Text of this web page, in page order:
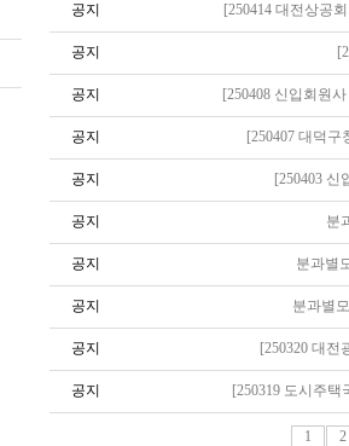
공지 [250414 대전상공
공지
공지 [250408 신입회원
공지 [250407 대덕
공지 [250403
공지 분
공지 분과별
공지 분과별
공지 [250320 대
공지 [250319 도시주
1 2